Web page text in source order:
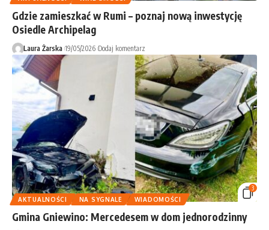
Gdzie zamieszkać w Rumi – poznaj nową inwestycję
Osiedle Archipelag
Laura Żarska 19/05/2026 Dodaj komentarz
3
AKTUALNOŚCI
NA SYGNALE WIADOMOŚCI
Gmina Gniewino: Mercedesem w dom jednorodzinny